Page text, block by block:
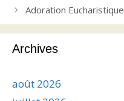
Adoration Eucharistique
Archives
août 2026